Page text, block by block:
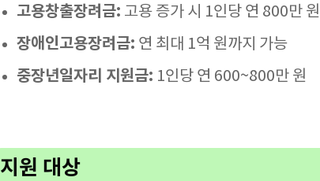
고용창출장려금: 고용 증가 시 1인당 연 800만 원
장애인고용장려금: 연 최대 1억 원까지 가능
중장년일자리 지원금: 1인당 연 600~800만 원
지원 대상